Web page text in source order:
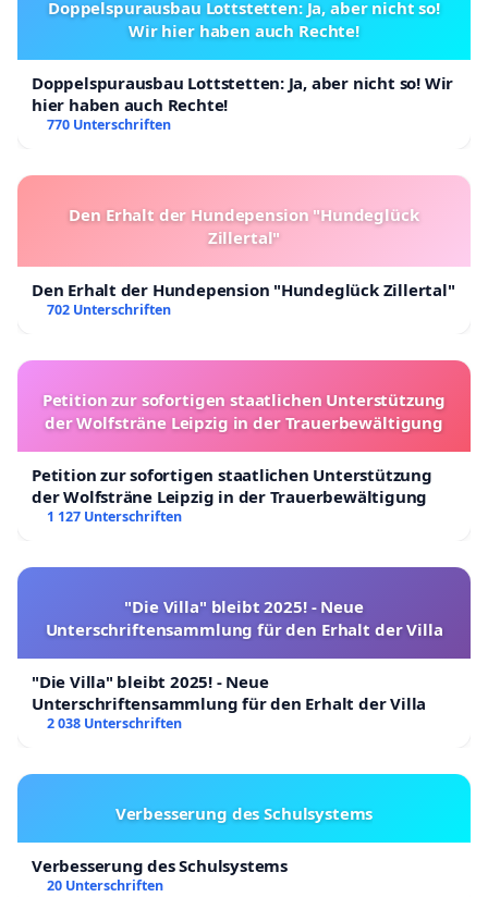
Doppelspurausbau Lottstetten: Ja, aber nicht so!
Wir hier haben auch Rechte!
Doppelspurausbau Lottstetten: Ja, aber nicht so! Wir
hier haben auch Rechte!
770 Unterschriften
Den Erhalt der Hundepension "Hundeglück
Zillertal"
Den Erhalt der Hundepension "Hundeglück Zillertal"
702 Unterschriften
Petition zur sofortigen staatlichen Unterstützung
der Wolfsträne Leipzig in der Trauerbewältigung
Petition zur sofortigen staatlichen Unterstützung
der Wolfsträne Leipzig in der Trauerbewältigung
1 127 Unterschriften
"Die Villa" bleibt 2025! - Neue
Unterschriftensammlung für den Erhalt der Villa
"Die Villa" bleibt 2025! - Neue
Unterschriftensammlung für den Erhalt der Villa
2 038 Unterschriften
Verbesserung des Schulsystems
Verbesserung des Schulsystems
20 Unterschriften